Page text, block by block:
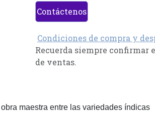
Contáctenos
Condiciones de compra y
Recuerda siempre confirmar
de ventas.
maestra entre las variedades índicas